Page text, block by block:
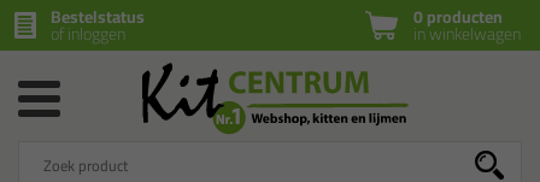
0 producten
in winkelwagen
Bestelstatus
of inloggen